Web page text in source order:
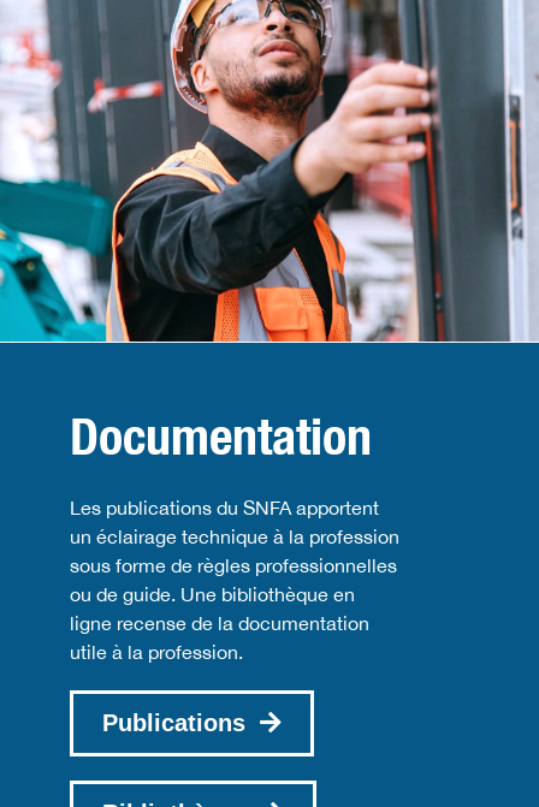
Documentation
Les publications du SNFA apportent
un éclairage technique à la profession
sous forme de règles professionnelles
ou de guide. Une bibliothèque en
ligne recense de la documentation
utile à la profession.
Publications